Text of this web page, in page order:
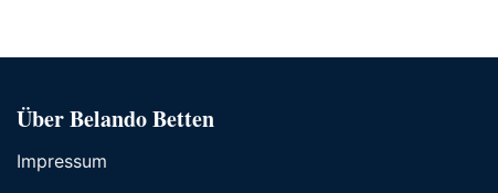
Über Belando Betten
Impressum